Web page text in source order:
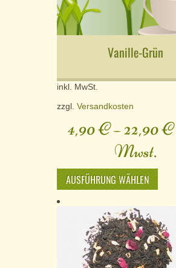
Vanille-Grün
inkl. MwSt.
zzgl. Versandkosten
4,90€–22,90€
Mwst.
AUSFÜHRUNG WÄHLEN